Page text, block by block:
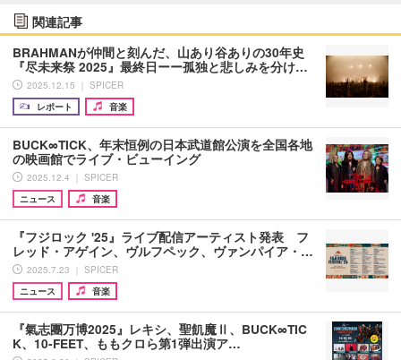
関連記事
BRAHMANが仲間と刻んだ、山あり谷ありの30年史
『尽未来祭 2025』最終日ーー孤独と悲しみを分け…
2025.12.15 ｜ SPICER
レポート
音楽
BUCK∞TICK、年末恒例の日本武道館公演を全国各地
の映画館でライブ・ビューイング
2025.12.4 ｜ SPICER
ニュース
音楽
『フジロック '25』ライブ配信アーティスト発表 フ
レッド・アゲイン、ヴルフペック、ヴァンパイア・…
2025.7.23 ｜ SPICER
ニュース
音楽
『氣志團万博2025』レキシ、聖飢魔Ⅱ、BUCK∞TIC
K、10-FEET、ももクロら第1弾出演ア…